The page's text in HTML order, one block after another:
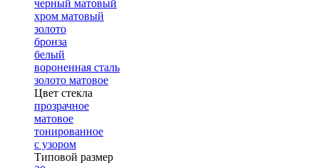
черный матовый
хром матовый
золото
бронза
белый
вороненная сталь
золото матовое
Цвет стекла
прозрачное
матовое
тонированное
с узором
Типовой размер